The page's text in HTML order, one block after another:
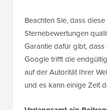
Beachten Sie, dass
Sternebewertungen
Garantie dafür gibt,
Google trifft die
auf der Autorität Ihrer
und es kann einige Zeit